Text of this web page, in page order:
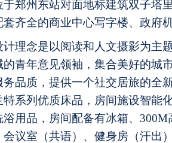
于郑州东站对面地标建筑双子塔
套齐全的商业中心写字楼、政府
计理念是以阅读和人文摄影为主
的青年意见领袖，集合美好的城
务品质，提供一个社交居旅的全
特系列优质床品，房间施设智能
浴用品，房间配备有冰箱、 300M
会议室（共语）、健身房（汗出